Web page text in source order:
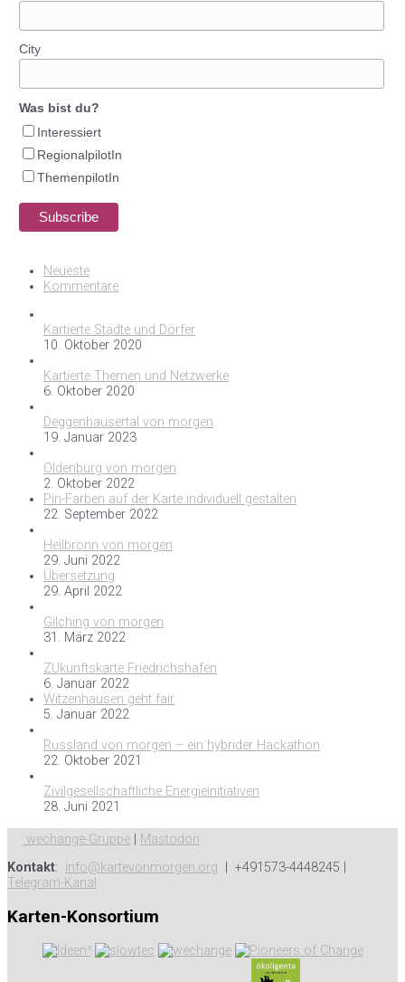
City
Was bist du?
Interessiert
RegionalpilotIn
ThemenpilotIn
Neueste
Kommentare
Kartierte Städte und Dörfer
10. Oktober 2020
Kartierte Themen und Netzwerke
6. Oktober 2020
Deggenhausertal von morgen
19. Januar 2023
Oldenburg von morgen
2. Oktober 2022
Pin-Farben auf der Karte individuell gestalten
22. September 2022
Heilbronn von morgen
29. Juni 2022
Übersetzung
29. April 2022
Gilching von morgen
31. März 2022
ZUkunftskarte Friedrichshafen
6. Januar 2022
Witzenhausen geht fair
5. Januar 2022
Russland von morgen – ein hybrider Hackathon
22. Oktober 2021
Zivilgesellschaftliche Energieinitiativen
28. Juni 2021
wechange-Gruppe
Mastodon
Kontakt: info@kartevonmorgen.org | +491573-4448245 |
Telegram-Kanal
Karten-Konsortium